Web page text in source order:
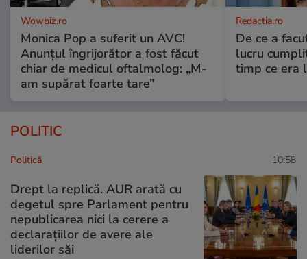
Wowbiz.ro
Monica Pop a suferit un AVC!
Anunțul îngrijorător a fost făcut
chiar de medicul oftalmolog: „M-
am supărat foarte tare”
Redactia.ro
De ce a
lucru
timp ce era
POLITIC
Politică 10:58
Drept la replică. AUR arată cu
degetul spre Parlament pentru
nepublicarea nici la cerere a
declarațiilor de avere ale
liderilor săi